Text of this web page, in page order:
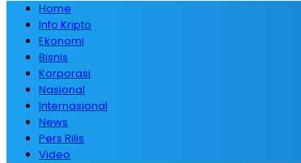
Home
Info Kripto
Ekonomi
Bisnis
Korporasi
Nasional
Internasional
News
Pers Rilis
Video